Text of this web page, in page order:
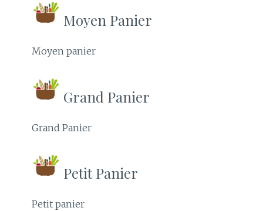
Moyen Panier
Moyen panier
Grand Panier
Grand Panier
Petit Panier
Petit panier